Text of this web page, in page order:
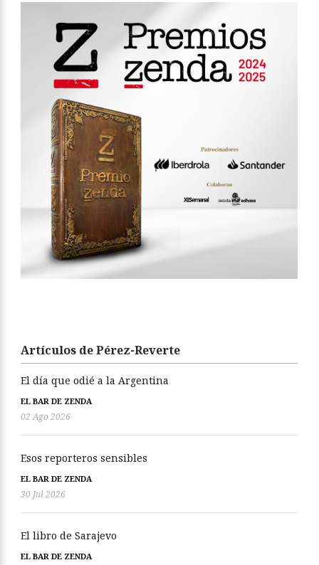
Artículos de Pérez-Reverte
El día que odié a la Argentina
EL BAR DE ZENDA
02 Ago 2026
Esos reporteros sensibles
EL BAR DE ZENDA
30 Jul 2026
El libro de Sarajevo
EL BAR DE ZENDA